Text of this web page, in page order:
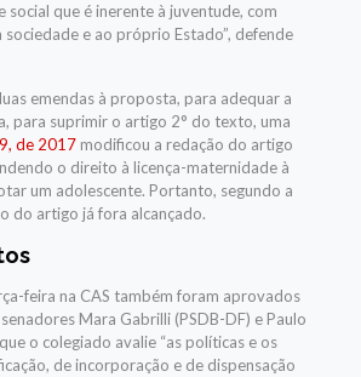
social que é inerente à juventude, com
sociedade e ao próprio Estado”, defende
emendas à proposta, para adequar a
para suprimir o artigo 2° do texto, uma
de 2017modificou a redação do artigo
o direito à licença-maternidade à
um adolescente. Portanto, segundo a
do artigo já fora alcançado.
feira na CAS também foram aprovados
Mara Gabrilli (PSDB-DF) e Paulo
o colegiado avalie “as políticas e os
de incorporação e de dispensação